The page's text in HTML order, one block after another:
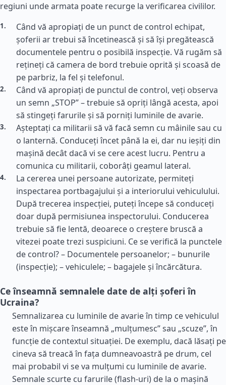
regiuni unde armata poate recurge la verificarea civililor.
Când vă apropiați de un punct de control echipat,
șoferii ar trebui să încetinească și să își pregătească
documentele pentru o posibilă inspecție. Vă rugăm să
rețineți că camera de bord trebuie oprită și scoasă de
pe parbriz, la fel și telefonul.
Când vă apropiați de punctul de control, veți observa
un semn „STOP” – trebuie să opriți lângă acesta, apoi
să stingeți farurile și să porniți luminile de avarie.
Așteptați ca militarii să vă facă semn cu mâinile sau cu
o lanternă. Conduceți încet până la ei, dar nu ieșiți din
mașină decât dacă vi se cere acest lucru. Pentru a
comunica cu militarii, coborâți geamul lateral.
La cererea unei persoane autorizate, permiteți
inspectarea portbagajului și a interiorului vehiculului.
După trecerea inspecției, puteți începe să conduceți
doar după permisiunea inspectorului. Conducerea
trebuie să fie lentă, deoarece o creștere bruscă a
vitezei poate trezi suspiciuni. Ce se verifică la punctele
de control? – Documentele persoanelor; – bunurile
(inspecție); – vehiculele; – bagajele și încărcătura.
Ce înseamnă semnalele date de alți șoferi în
Ucraina?
Semnalizarea cu luminile de avarie în timp ce vehiculul
este în mișcare înseamnă „mulțumesc” sau „scuze”, în
funcție de contextul situației. De exemplu, dacă lăsați pe
cineva să treacă în fața dumneavoastră pe drum, cel
mai probabil vi se va mulțumi cu luminile de avarie.
Semnale scurte cu farurile (flash-uri) de la o mașină